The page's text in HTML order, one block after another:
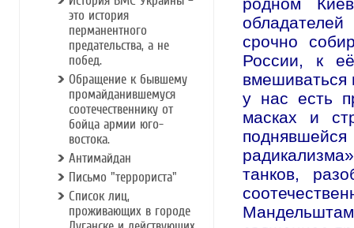
это история
перманентного
предательства, а не
побед.
Обращение к бывшему
промайданившемуся
соотечественнику от
бойца армии юго-
востока.
Антимайдан
Письмо "террориста"
Список лиц,
проживающих в городе
срочно
России, к
вмешиваться
у нас есть
масках и
танков,